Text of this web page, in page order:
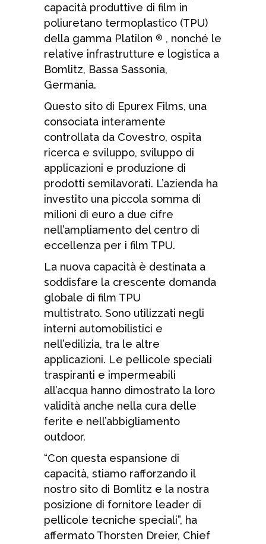
capacità produttive di film in
poliuretano termoplastico (TPU)
della gamma Platilon ® , nonché le
relative infrastrutture e logistica a
Bomlitz, Bassa Sassonia,
Germania.
Questo sito di Epurex Films, una
consociata interamente
controllata da Covestro, ospita
ricerca e sviluppo, sviluppo di
applicazioni e produzione di
prodotti semilavorati. L’azienda ha
investito una piccola somma di
milioni di euro a due cifre
nell’ampliamento del centro di
eccellenza per i film TPU.
La nuova capacità è destinata a
soddisfare la crescente domanda
globale di film TPU
multistrato. Sono utilizzati negli
interni automobilistici e
nell’edilizia, tra le altre
applicazioni. Le pellicole speciali
traspiranti e impermeabili
all’acqua hanno dimostrato la loro
validità anche nella cura delle
ferite e nell’abbigliamento
outdoor.
“Con questa espansione di
capacità, stiamo rafforzando il
nostro sito di Bomlitz e la nostra
posizione di fornitore leader di
pellicole tecniche speciali”, ha
affermato Thorsten Dreier, Chief